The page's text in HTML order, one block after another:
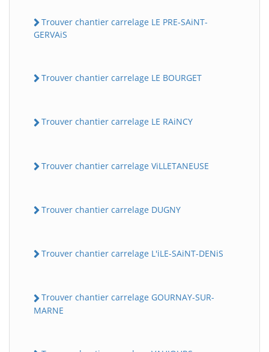
Trouver chantier carrelage LE PRE-SAiNT-
GERVAiS
Trouver chantier carrelage LE BOURGET
Trouver chantier carrelage LE RAiNCY
Trouver chantier carrelage ViLLETANEUSE
Trouver chantier carrelage DUGNY
Trouver chantier carrelage L'iLE-SAiNT-DENiS
Trouver chantier carrelage GOURNAY-SUR-
MARNE